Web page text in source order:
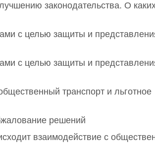
законодательства. О
с целью защиты и
с целью защиты и
транспорт и льготное
решений
взаимодействие с